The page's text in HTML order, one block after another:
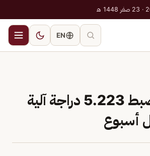
EN
«المرور» تضبط 5.223 دراجة آلية
أسبوع